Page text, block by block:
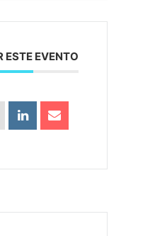
ESTE EVENTO